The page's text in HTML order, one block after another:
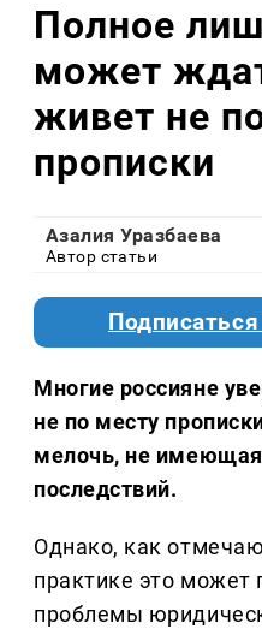
Полное
может
живет не
прописки
Азалия Уразбаева
Автор статьи
Многие россияне
не по месту
мелочь, не
последствий.
Однако, как
практике это может
проблемы